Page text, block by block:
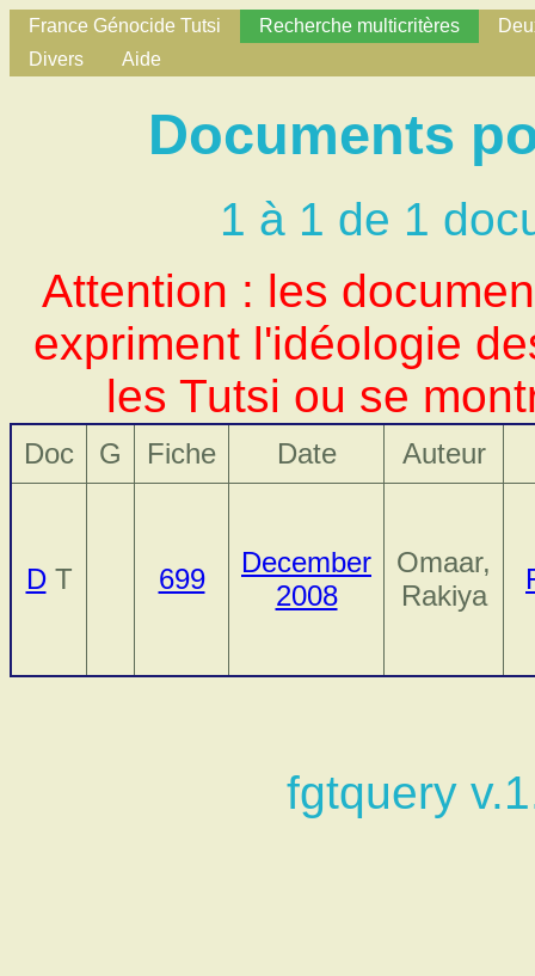
France Génocide Tutsi Recherche multicritères
Divers
Aide
Documents
1 à 1 de 1
Attention : les
expriment l'idéologie
les Tutsi ou se
Doc G Fiche Date Auteur
DT 699
December
2008
Omaar,
Rakiya
fgtquery